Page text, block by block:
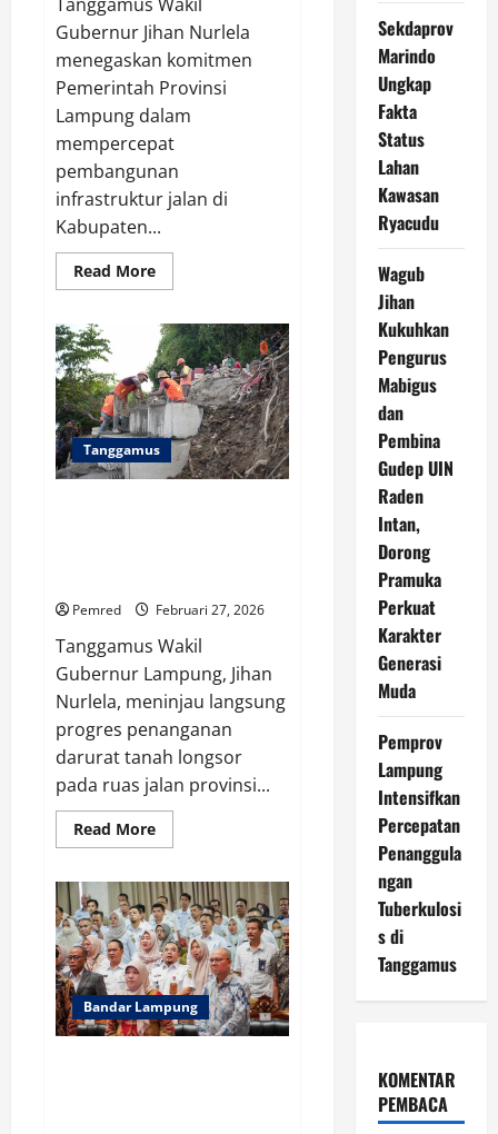
Gubernur Jihan Nurlela
menegaskan komitmen
Pemerintah Provinsi
Lampung dalam
mempercepat
pembangunan
infrastruktur jalan di
Kabupaten...
Read MoreRead
more
Jihan
Dorong
Pembangunan
Jalan
Penyangga
Ekonomi
dan
Wisata
di
Tanggamus
Tanggamus
Pemred Februari 27, 2026
Tanggamus Wakil
Gubernur Lampung, Jihan
Nurlela, meninjau langsung
progres penanganan
darurat tanah longsor
pada ruas jalan provinsi...
Read MoreRead
more
Lampung
Percepat
Perbaikan
Longsor
Ruas
Sp.
Umbar–
Putih
Doh
di
Bandar Lampung
Sekdaprov
Marindo
Ungkap
Fakta
Status
Lahan
Kawasan
Ryacudu
Wagub
Jihan
Kukuhkan
Pengurus
Mabigus
dan
Pembina
Gudep UIN
Raden
Intan,
Dorong
Pramuka
Perkuat
Karakter
Generasi
Muda
Pemprov
Lampung
Intensifkan
Percepatan
Penanggula
ngan
Tuberkulosi
s di
Tanggamus
KOMENTAR
PEMBACA